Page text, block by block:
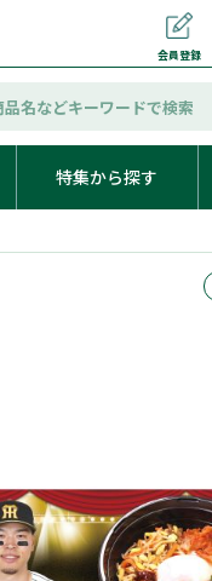
会員登録
特集から探す